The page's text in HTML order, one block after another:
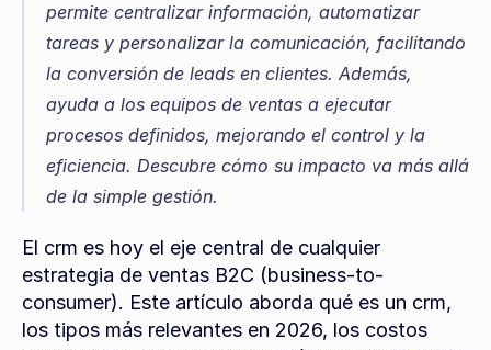
permite centralizar información, automatizar
tareas y personalizar la comunicación, facilitando
la conversión de leads en clientes. Además,
ayuda a los equipos de ventas a ejecutar
procesos definidos, mejorando el control y la
eficiencia. Descubre cómo su impacto va más allá
de la simple gestión.
El crm es hoy el eje central de cualquier
estrategia de ventas B2C (business-to-
consumer). Este artículo aborda qué es un crm,
los tipos más relevantes en 2026, los costos